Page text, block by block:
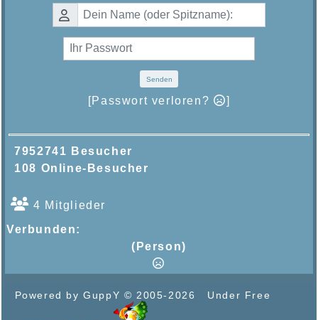
Senden
[Passwort verloren? ]
7952741 Besucher
108 Online-Besucher
4 Mitglieder
Verbunden:
(Person)
Powered by GuppY © 2005-2026 Under Free